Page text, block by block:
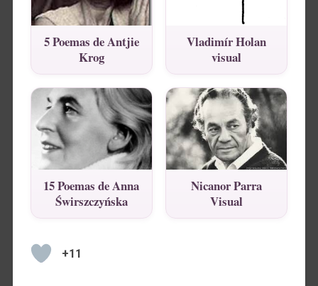
5 Poemas de Antjie
Krog
Vladimír Holan
visual
15 Poemas de Anna
Świrszczyńska
Nicanor Parra
Visual
+11